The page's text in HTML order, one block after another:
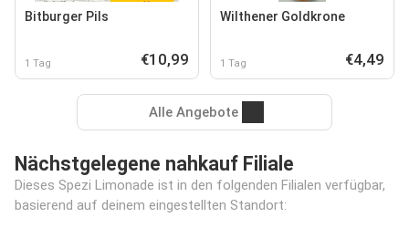
Bitburger Pils
1 Tag €10,99
Wilthener Goldkrone
1 Tag €4,49
Alle Angebote
Nächstgelegene nahkauf Filiale
Dieses Spezi Limonade ist in den folgenden Filialen verfügbar,
basierend auf deinem eingestellten Standort: